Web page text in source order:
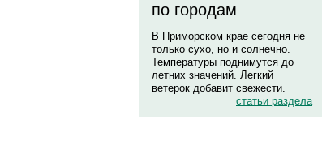
по городам
В Приморском крае сегодня не
только сухо, но и солнечно.
Температуры поднимутся до
летних значений. Легкий
ветерок добавит свежести.
статьи раздела